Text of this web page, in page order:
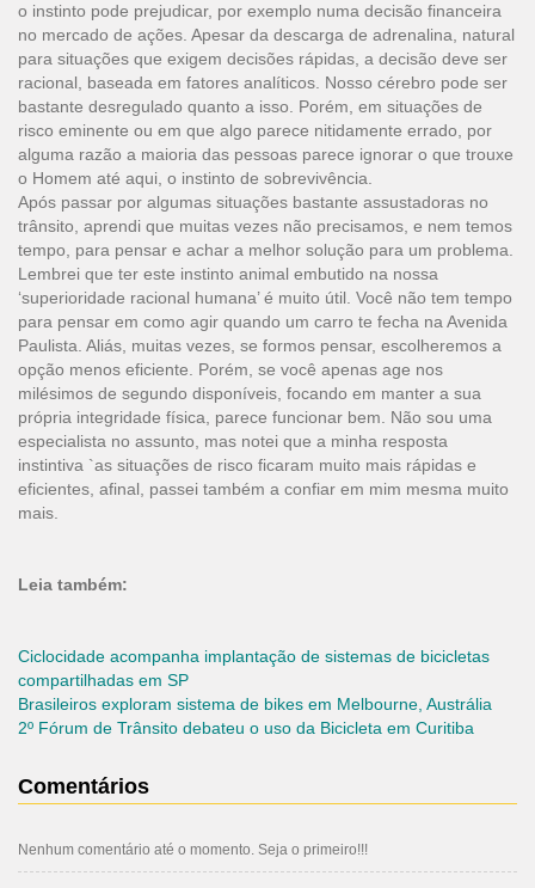
o instinto pode prejudicar, por exemplo numa decisão financeira
no mercado de ações. Apesar da descarga de adrenalina, natural
para situações que exigem decisões rápidas, a decisão deve ser
racional, baseada em fatores analíticos. Nosso cérebro pode ser
bastante desregulado quanto a isso. Porém, em situações de
risco eminente ou em que algo parece nitidamente errado, por
alguma razão a maioria das pessoas parece ignorar o que trouxe
o Homem até aqui, o instinto de sobrevivência.
Após passar por algumas situações bastante assustadoras no
trânsito, aprendi que muitas vezes não precisamos, e nem temos
tempo, para pensar e achar a melhor solução para um problema.
Lembrei que ter este instinto animal embutido na nossa
‘superioridade racional humana’ é muito útil. Você não tem tempo
para pensar em como agir quando um carro te fecha na Avenida
Paulista. Aliás, muitas vezes, se formos pensar, escolheremos a
opção menos eficiente. Porém, se você apenas age nos
milésimos de segundo disponíveis, focando em manter a sua
própria integridade física, parece funcionar bem. Não sou uma
especialista no assunto, mas notei que a minha resposta
instintiva `as situações de risco ficaram muito mais rápidas e
eficientes, afinal, passei também a confiar em mim mesma muito
mais.
Leia também:
Ciclocidade acompanha implantação de sistemas de bicicletas
compartilhadas em SP
Brasileiros exploram sistema de bikes em Melbourne, Austrália
2º Fórum de Trânsito debateu o uso da Bicicleta em Curitiba
Comentários
Nenhum comentário até o momento. Seja o primeiro!!!